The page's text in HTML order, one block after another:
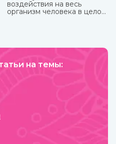
воздействия на весь
организм человека в целом:
ароматерапии, бывают
разные составы.
на темы: